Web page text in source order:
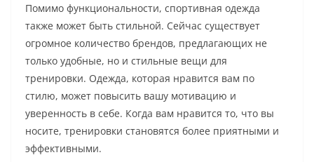
Помимо функциональности, спортивная одежда
также может быть стильной. Сейчас существует
огромное количество брендов, предлагающих не
только удобные, но и стильные вещи для
тренировки. Одежда, которая нравится вам по
стилю, может повысить вашу мотивацию и
уверенность в себе. Когда вам нравится то, что вы
носите, тренировки становятся более приятными и
эффективными.